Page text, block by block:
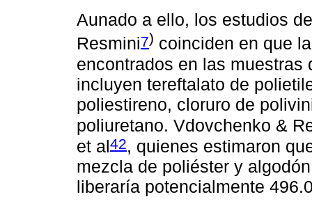
Aunado a ello, los estudios
Resmini7) coinciden en que
encontrados en las
incluyen tereftalato de
poliestireno, cloruro de
poliuretano. Vdovchenko &
et al42, quienes estimaron
mezcla de poliéster y
liberaría potencialmente